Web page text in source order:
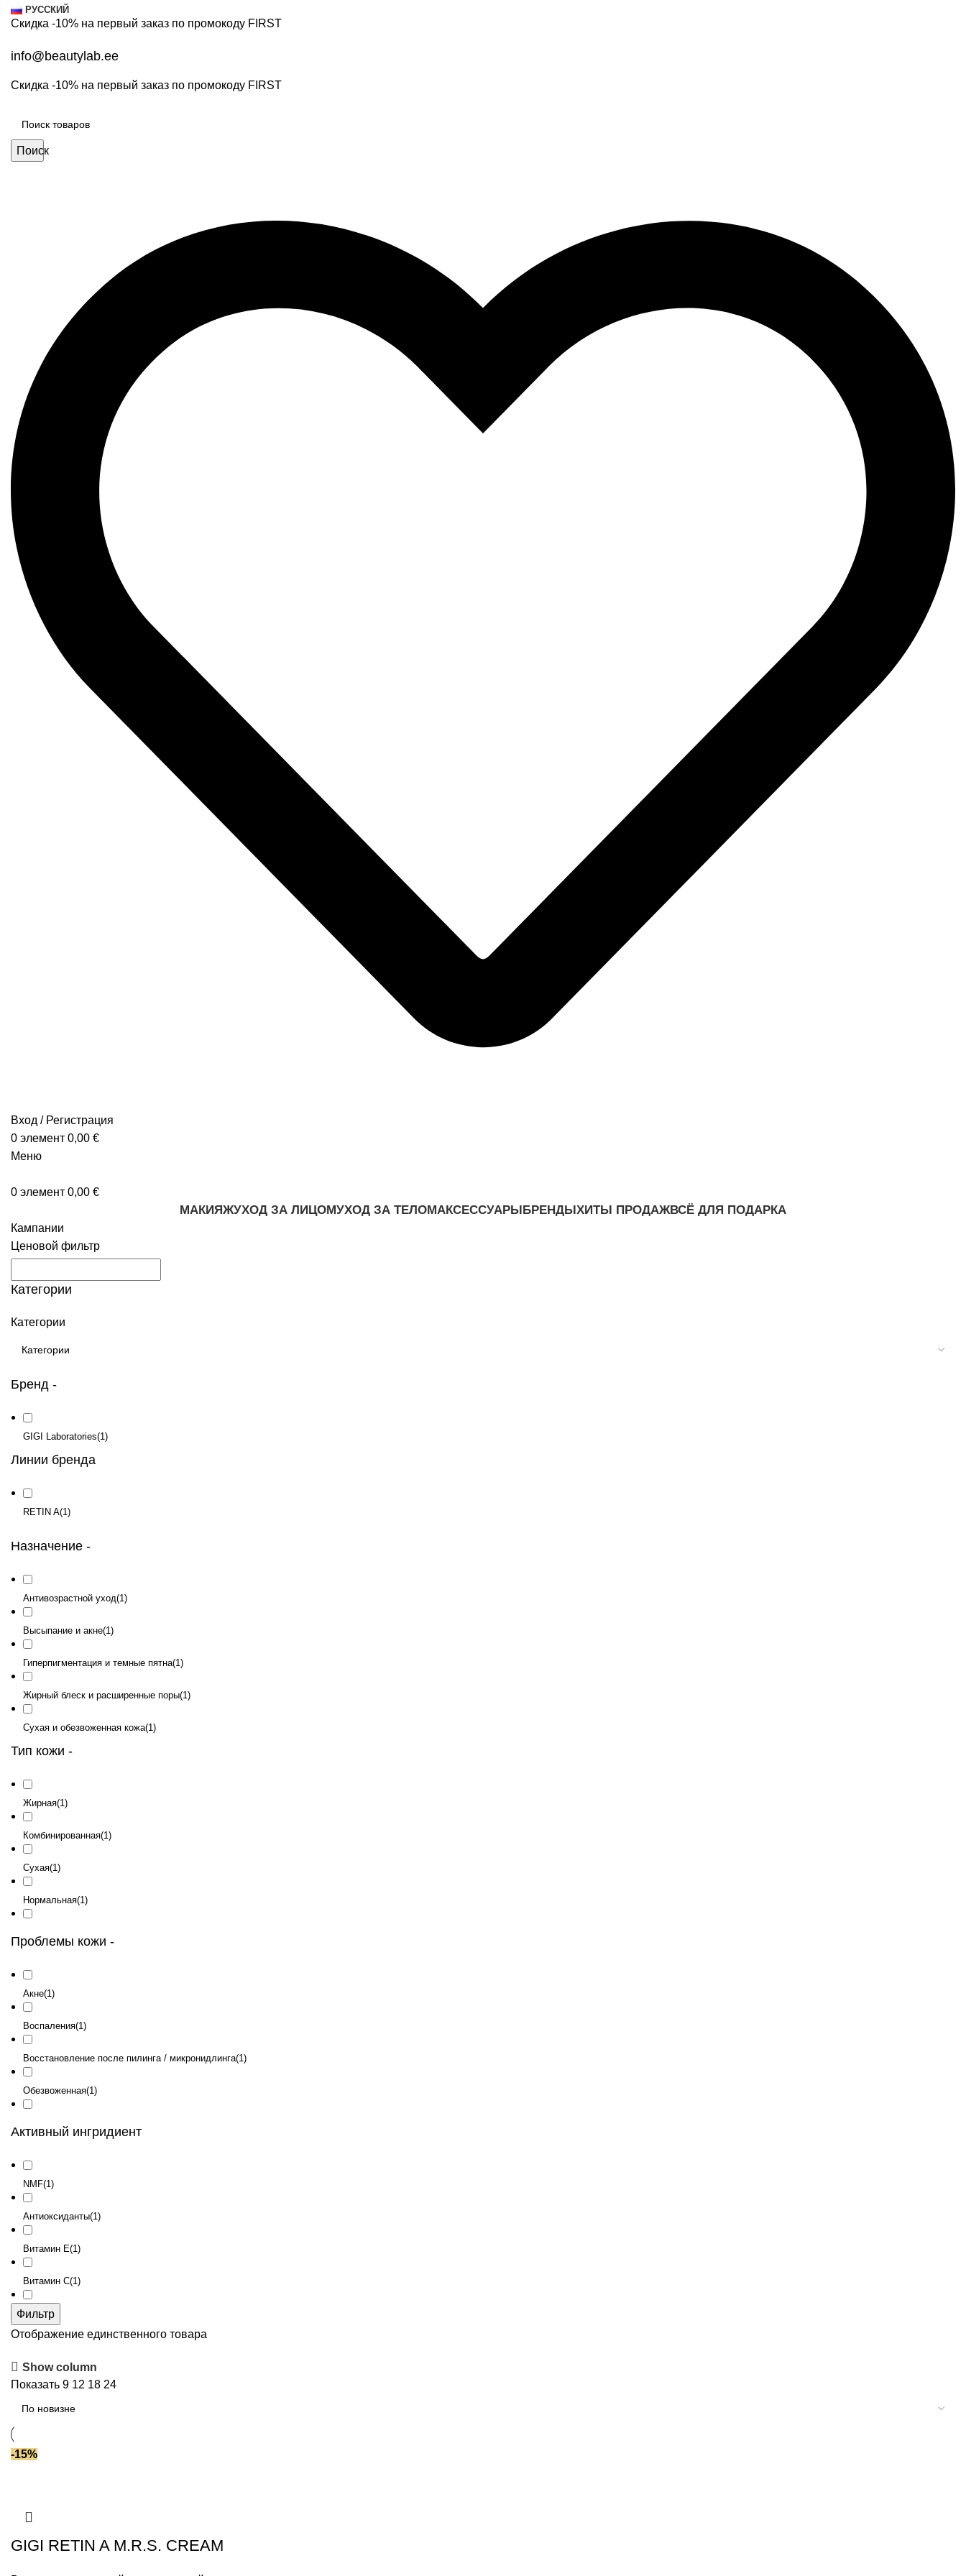
РУССКИЙ
Скидка -10% на первый заказ по промокоду FIRST
info@beautylab.ee
Скидка -10% на первый заказ по промокоду FIRST
Поиск
Вход / Регистрация
0 элемент 0,00 €
Меню
0 элемент 0,00 €
МАКИЯЖУХОД ЗА ЛИЦОМУХОД ЗА ТЕЛОМАКСЕССУАРЫБРЕНДЫХИТЫ ПРОДАЖВСЁ ДЛЯ ПОДАРКА
Кампании
Ценовой фильтр
Категории
Категории
Бренд -
GIGI Laboratories(1)
Линии бренда
RETIN A(1)
Назначение -
Антивозрастной уход(1)
Высыпание и акне(1)
Гиперпигментация и темные пятна(1)
Жирный блеск и расширенные поры(1)
Сухая и обезвоженная кожа(1)
Тип кожи -
Жирная(1)
Комбинированная(1)
Сухая(1)
Нормальная(1)
Проблемы кожи -
Акне(1)
Воспаления(1)
Восстановление после пилинга / микронидлинга(1)
Обезвоженная(1)
Упругость
Чувствительность
Шелушение(1)
Активный ингридиент
NMF(1)
Антиоксиданты(1)
Витамин E(1)
Витамин С(1)
Гиалуроновая кислота
Ниацинамид (вит В3)(1)
Полисахариды
Фильтр
Отображение единственного товара
Show column
Показать 9 12 18 24
-15%
GIGI RETIN A M.R.S. CREAM